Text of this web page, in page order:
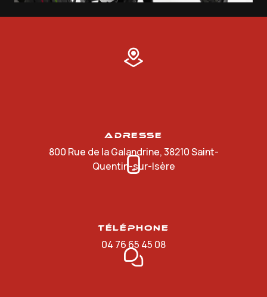
Adresse
800 Rue de la Galandrine, 38210 Saint-
Quentin-sur-Isère
Téléphone
04 76 65 45 08